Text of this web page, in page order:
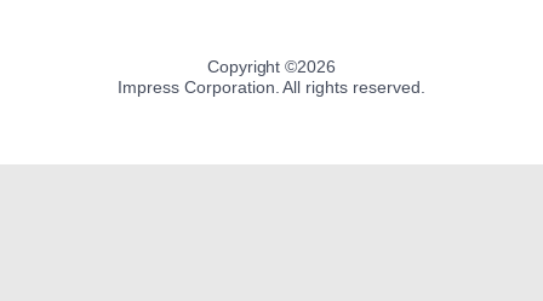
Copyright ©2026
Impress Corporation. All rights reserved.